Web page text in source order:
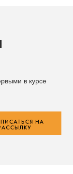
в курсе
НА